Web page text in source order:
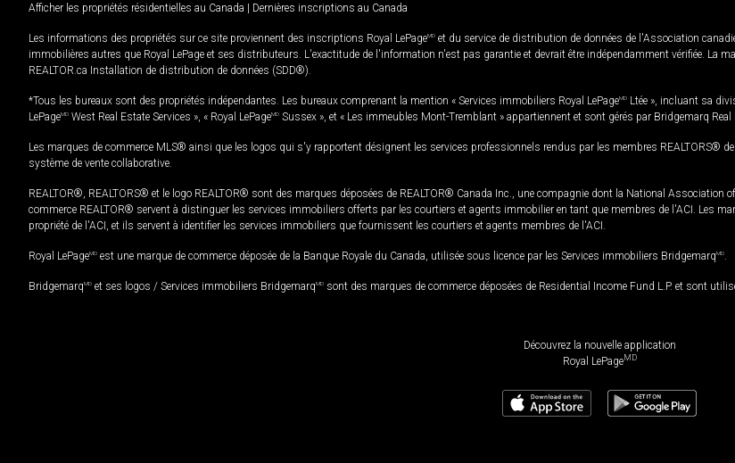
Afficher les propriétés résidentielles au Canada | Dernières inscriptions au Canada
Les informations des propriétés sur ce site proviennent des inscriptions Royal LePageMD et du service de distribution de données de l'Association
immobilières autres que Royal LePage et ses distributeurs. L'exactitude de l'information n'est pas garantie et devrait être indépendamment vérifiée. La
REALTOR.ca Installation de distribution de données (SDD®).
*Tous les bureaux sont des propriétés indépendantes. Les bureaux comprenant la mention « Services immobiliers Royal LePageMD Ltée », incluant sa
LePageMD West Real Estate Services », « Royal LePageMD Sussex », et « Les immeubles Mont-Tremblant » appartiennent et sont gérés par Bridgemarq Real
Les marques de commerce MLS® ainsi que les logos qui s'y rapportent désignent les services professionnels rendus par les membres REALTORS®
système de vente collaborative.
REALTOR®, REALTORS® et le logo REALTOR® sont des marques déposées de REALTOR® Canada Inc., une compagnie dont la National
commerce REALTOR® servent à distinguer les services immobiliers offerts par les courtiers et agents immobilier en tant que membres de l'ACI. Les
propriété de l'ACI, et ils servent à identifier les services immobiliers que fournissent les courtiers et agents membres de l'ACI.
Royal LePageMD est une marque de commerce déposée de la Banque Royale du Canada, utilisée sous licence par les Services immobiliers BridgemarqMD
BridgemarqMD et ses logos / Services immobiliers BridgemarqMD sont des marques de commerce déposées de Residential Income Fund L.P. et sont
Découvrez la nouvelle application
Royal LePageMD